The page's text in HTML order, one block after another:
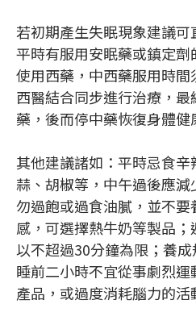
若初期產生失眠現象建議
平時有服用安眠藥或鎮定
使用西藥，中西藥服用時
西醫結合同步進行治療，
藥，後而停中藥恢復身體健
其他建議諸如：平時忌食
蒜、胡椒等，中午過後應
勿過飽或過食油膩，並不
感，可選擇熱牛奶等製品；
以不超過30分鐘為限；養成
睡前二小時不宜從事劇烈
產品，或過度消耗腦力的活